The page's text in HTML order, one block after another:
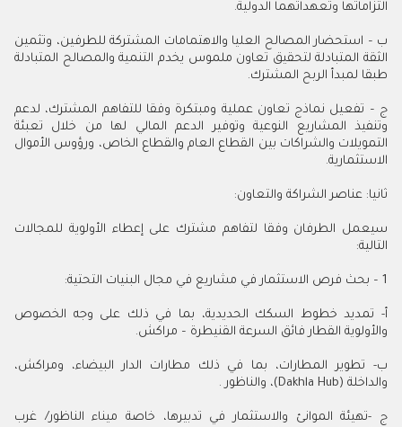
التزاماتها وتعهداتهما الدولية.
ب – استحضار المصالح العليا والاهتمامات المشتركة للطرفين، وتثمين
الثقة المتبادلة لتحقيق تعاون ملموس يخدم التنمية والمصالح المتبادلة
طبقا لمبدأ الربح المشترك.
ج – تفعيل نماذج تعاون عملية ومبتكرة وفقا للتفاهم المشترك، لدعم
وتنفيذ المشاريع النوعية وتوفير الدعم المالي لها من خلال تعبئة
التمويلات والشراكات بين القطاع العام والقطاع الخاص، ورؤوس الأموال
الاستثمارية.
ثانيا: عناصر الشراكة والتعاون:
سيعمل الطرفان وفقا لتفاهم مشترك على إعطاء الأولوية للمجالات
التالية:
1 – بحث فرص الاستثمار في مشاريع في مجال البنيات التحتية:
أ‌- تمديد خطوط السكك الحديدية، بما في ذلك على وجه الخصوص
والأولوية القطار فائق السرعة القنيطرة – مراكش.
ب- تطوير المطارات، بما في ذلك مطارات الدار البيضاء، ومراكش،
والداخلة (Dakhla Hub)، والناظور .
ج -تهيئة الموانئ والاستثمار في تدبيرها، خاصة ميناء الناظور/ غرب